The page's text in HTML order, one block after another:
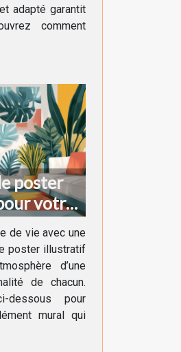
adapté garantit
comment
poster
votre
de vie avec une
poster illustratif
d’une
de chacun.
dessous pour
mural qui